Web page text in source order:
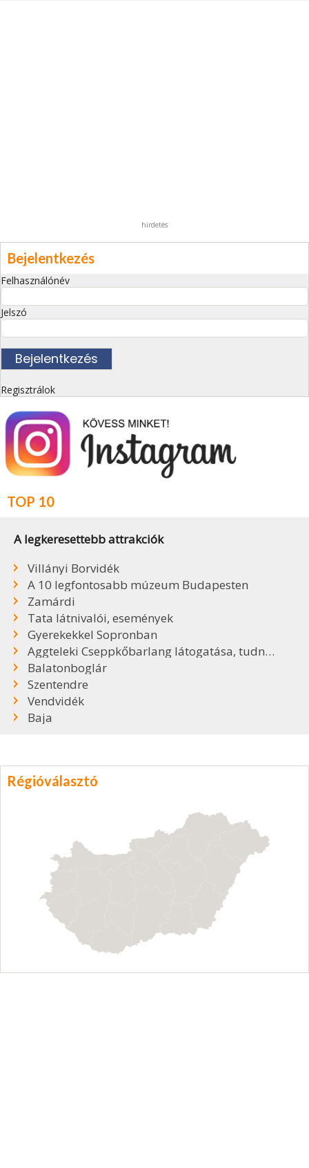
hirdetés
Bejelentkezés
Felhasználónév
Jelszó
Regisztrálok
TOP 10
A legkeresettebb attrakciók
Villányi Borvidék
A 10 legfontosabb múzeum Budapesten
Zamárdi
Tata látnivalói, események
Gyerekekkel Sopronban
Aggteleki Cseppkőbarlang látogatása, tudnivalók
Balatonboglár
Szentendre
Vendvidék
Baja
Régióválasztó